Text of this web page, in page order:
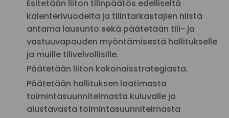
Esitetään liiton tilinpäätös edelliseltä
kalenterivuodelta ja tilintarkastajien niistä
antama lausunto sekä päätetään tili- ja
vastuuvapauden myöntämisestä hallitukselle
ja muille tilivelvollisille.
Päätetään liiton kokonaisstrategiasta.
Päätetään hallituksen laatimasta
toimintasuunnitelmasta kuluvalle ja
alustavasta toimintasuunnitelmasta